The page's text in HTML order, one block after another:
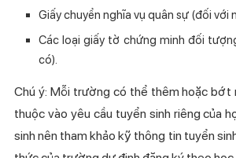
Giấy chuyển nghĩa vụ quân sự (đối với
Các loại giấy tờ chứng minh đối
có).
Chú ý: Mỗi trường có thể thêm hoặc bớt
thuộc vào yêu cầu tuyển sinh riêng của
sinh nên tham khảo kỹ thông tin tuyển